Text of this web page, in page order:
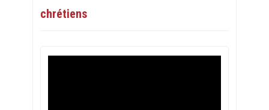
chrétiens